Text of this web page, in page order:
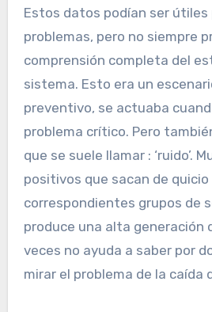
Estos datos podían ser
problemas, pero no siempre
comprensión completa del
sistema. Esto era un
preventivo, se actuaba
problema crítico. Pero
que se suele llamar : ‘ruido’.
positivos que sacan de quicio
correspondientes grupos de
produce una alta generación
veces no ayuda a saber por
mirar el problema de la caída